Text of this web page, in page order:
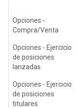
Opciones -
Compra/Venta
Opciones - Ejercicio
de posiciones
lanzadas
Opciones - Ejercicio
de posiciones
titulares